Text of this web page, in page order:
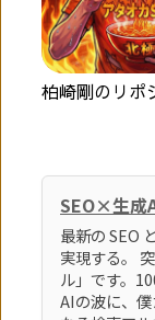
柏崎剛のリポ
SEO×生成
最新の SEO
実現する。 突然ですが、この本の主題は「サバイバ
ル」です。
AIの波に、